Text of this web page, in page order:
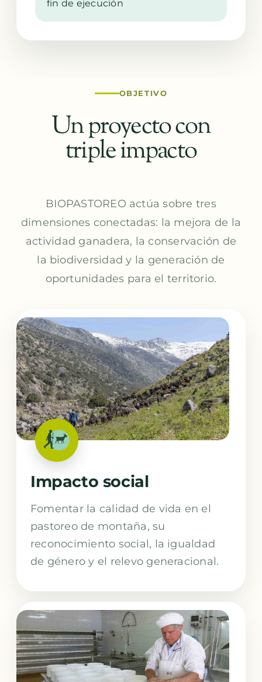
fin de ejecución
OBJETIVO
Un proyecto con
triple impacto
BIOPASTOREO actúa sobre tres
dimensiones conectadas: la mejora de la
actividad ganadera, la conservación de
la biodiversidad y la generación de
oportunidades para el territorio.
Impacto social
Fomentar la calidad de vida en el
pastoreo de montaña, su
reconocimiento social, la igualdad
de género y el relevo generacional.